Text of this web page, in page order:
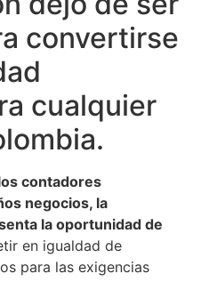
convertirse
cualquier
contadores
negocios, la
la oportunidad de
en igualdad de
para las exigencias